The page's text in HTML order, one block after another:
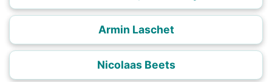
Armin Laschet
Nicolaas Beets